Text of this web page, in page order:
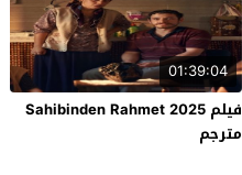
01:39:04
فيلم Sahibinden Rahmet 2025
مترجم